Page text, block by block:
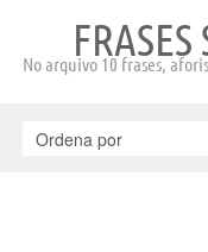
No arquivo 10 frases,